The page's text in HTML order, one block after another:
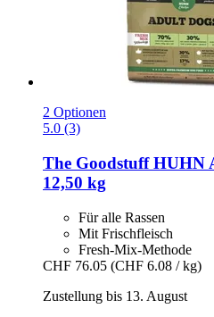
2 Optionen
5.0 (3)
The GoodstuffHUHN
12,50 kg
Für alle Rassen
Mit Frischfleisch
Fresh-Mix-Methode
CHF 76.05 (CHF 6.08 / kg)
Zustellung bis 13. August